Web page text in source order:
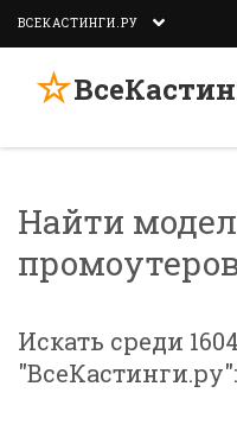
ВСЕКАСТИНГИ.РУ
☆
Найти
Искать среди
"ВсеКастинги.ру":